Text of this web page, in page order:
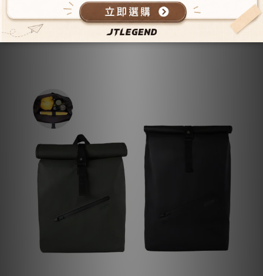
*防潑水實測方式：拉鍊完全閉合，上方揹包開口完全捲起，揹
著於大雨中騎車一小時，包內無進水情況。